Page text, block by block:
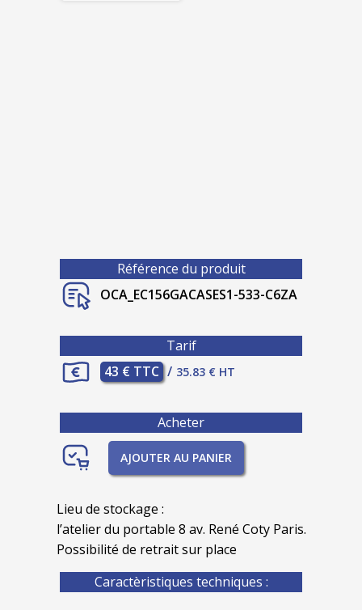
Référence du produit
OCA_EC156GACASES1-533-C6ZA
Tarif
43 € TTC / 35.83 € HT
Acheter
AJOUTER AU PANIER
Lieu de stockage :
l’atelier du portable 8 av. René Coty Paris.
Possibilité de retrait sur place
Caractèristiques techniques :